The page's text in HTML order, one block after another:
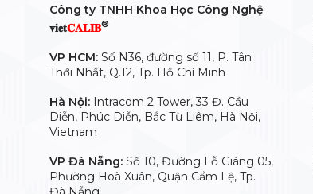
Công ty TNHH Khoa Học Công Nghệ
𝐯𝐢𝐞𝐭𝐂𝐀𝐋𝐈𝐁®
VP HCM: Số N36, đường số 11, P. Tân
Thới Nhất, Q.12, Tp. Hồ Chí Minh
Hà Nội: Intracom 2 Tower, 33 Đ. Cầu
Diễn, Phúc Diễn, Bắc Từ Liêm, Hà Nội,
Vietnam
VP Đà Nẵng: Số 10, Đường Lỗ Giáng 05,
Phường Hoà Xuân, Quận Cẩm Lệ, Tp.